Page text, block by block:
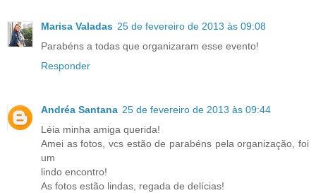
Marisa Valadas 25 de fevereiro de 2013 às 09:08
Parabéns a todas que organizaram esse evento!
Responder
Andréa Santana 25 de fevereiro de 2013 às 09:44
Léia minha amiga querida!
Amei as fotos, vcs estão de parabéns pela organização, foi
um
lindo encontro!
As fotos estão lindas, regada de delícias!